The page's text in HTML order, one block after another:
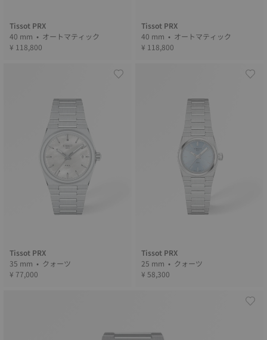
Tissot PRX
40 mm • オートマティック
¥ 118,800
Tissot PRX
40 mm • オートマティック
¥ 118,800
Tissot PRX
35 mm • クォーツ
¥ 77,000
Tissot PRX
25 mm • クォーツ
¥ 58,300